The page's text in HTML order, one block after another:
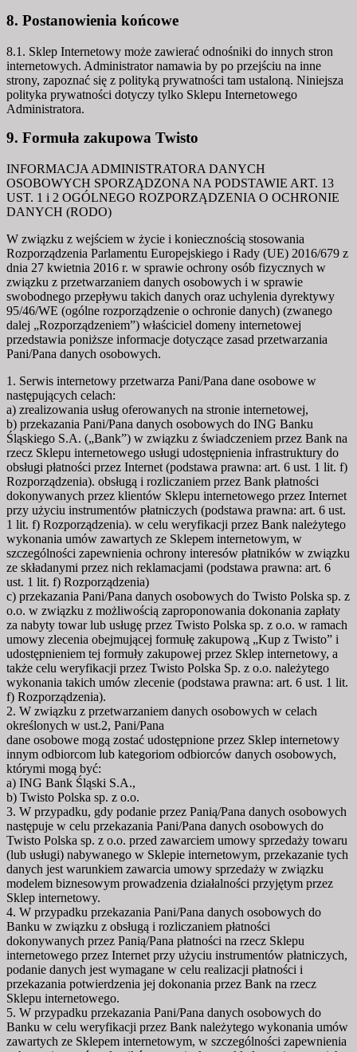
8. Postanowienia końcowe
8.1. Sklep Internetowy może zawierać odnośniki do innych stron
internetowych. Administrator namawia by po przejściu na inne
strony, zapoznać się z polityką prywatności tam ustaloną. Niniejsza
polityka prywatności dotyczy tylko Sklepu Internetowego
Administratora.
9. Formuła zakupowa Twisto
INFORMACJA ADMINISTRATORA DANYCH
OSOBOWYCH SPORZĄDZONA NA PODSTAWIE ART. 13
UST. 1 i 2 OGÓLNEGO ROZPORZĄDZENIA O OCHRONIE
DANYCH (RODO)
W związku z wejściem w życie i koniecznością stosowania
Rozporządzenia Parlamentu Europejskiego i Rady (UE) 2016/679 z
dnia 27 kwietnia 2016 r. w sprawie ochrony osób fizycznych w
związku z przetwarzaniem danych osobowych i w sprawie
swobodnego przepływu takich danych oraz uchylenia dyrektywy
95/46/WE (ogólne rozporządzenie o ochronie danych) (zwanego
dalej „Rozporządzeniem”) właściciel domeny internetowej
przedstawia poniższe informacje dotyczące zasad przetwarzania
Pani/Pana danych osobowych.
1. Serwis internetowy przetwarza Pani/Pana dane osobowe w
następujących celach:
a) zrealizowania usług oferowanych na stronie internetowej,
b) przekazania Pani/Pana danych osobowych do ING Banku
Śląskiego S.A. („Bank”) w związku z świadczeniem przez Bank na
rzecz Sklepu internetowego usługi udostępnienia infrastruktury do
obsługi płatności przez Internet (podstawa prawna: art. 6 ust. 1 lit. f)
Rozporządzenia). obsługą i rozliczaniem przez Bank płatności
dokonywanych przez klientów Sklepu internetowego przez Internet
przy użyciu instrumentów płatniczych (podstawa prawna: art. 6 ust.
1 lit. f) Rozporządzenia). w celu weryfikacji przez Bank należytego
wykonania umów zawartych ze Sklepem internetowym, w
szczególności zapewnienia ochrony interesów płatników w związku
ze składanymi przez nich reklamacjami (podstawa prawna: art. 6
ust. 1 lit. f) Rozporządzenia)
c) przekazania Pani/Pana danych osobowych do Twisto Polska sp. z
o.o. w związku z możliwością zaproponowania dokonania zapłaty
za nabyty towar lub usługę przez Twisto Polska sp. z o.o. w ramach
umowy zlecenia obejmującej formułę zakupową „Kup z Twisto” i
udostępnieniem tej formuły zakupowej przez Sklep internetowy, a
także celu weryfikacji przez Twisto Polska Sp. z o.o. należytego
wykonania takich umów zlecenie (podstawa prawna: art. 6 ust. 1 lit.
f) Rozporządzenia).
2. W związku z przetwarzaniem danych osobowych w celach
określonych w ust.2, Pani/Pana
dane osobowe mogą zostać udostępnione przez Sklep internetowy
innym odbiorcom lub kategoriom odbiorców danych osobowych,
którymi mogą być:
a) ING Bank Śląski S.A.,
b) Twisto Polska sp. z o.o.
3. W przypadku, gdy podanie przez Panią/Pana danych osobowych
następuje w celu przekazania Pani/Pana danych osobowych do
Twisto Polska sp. z o.o. przed zawarciem umowy sprzedaży towaru
(lub usługi) nabywanego w Sklepie internetowym, przekazanie tych
danych jest warunkiem zawarcia umowy sprzedaży w związku
modelem biznesowym prowadzenia działalności przyjętym przez
Sklep internetowy.
4. W przypadku przekazania Pani/Pana danych osobowych do
Banku w związku z obsługą i rozliczaniem płatności
dokonywanych przez Panią/Pana płatności na rzecz Sklepu
internetowego przez Internet przy użyciu instrumentów płatniczych,
podanie danych jest wymagane w celu realizacji płatności i
przekazania potwierdzenia jej dokonania przez Bank na rzecz
Sklepu internetowego.
5. W przypadku przekazania Pani/Pana danych osobowych do
Banku w celu weryfikacji przez Bank należytego wykonania umów
zawartych ze Sklepem internetowym, w szczególności zapewnienia